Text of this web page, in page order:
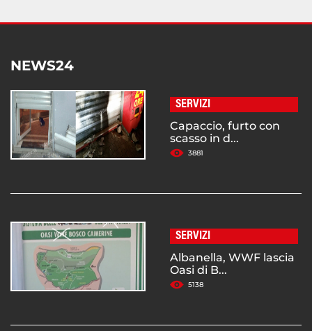
NEWS24
SERVIZI
Capaccio, furto con
scasso in d...
3881
SERVIZI
Albanella, WWF lascia
Oasi di B...
5138